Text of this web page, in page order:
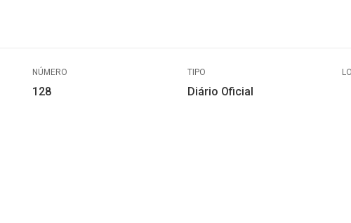
NÚMERO
128
TIPO
Diário Oficial